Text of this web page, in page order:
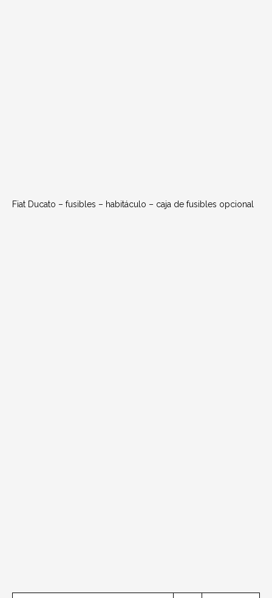
Fiat Ducato – fusibles – habitáculo – caja de fusibles opcional